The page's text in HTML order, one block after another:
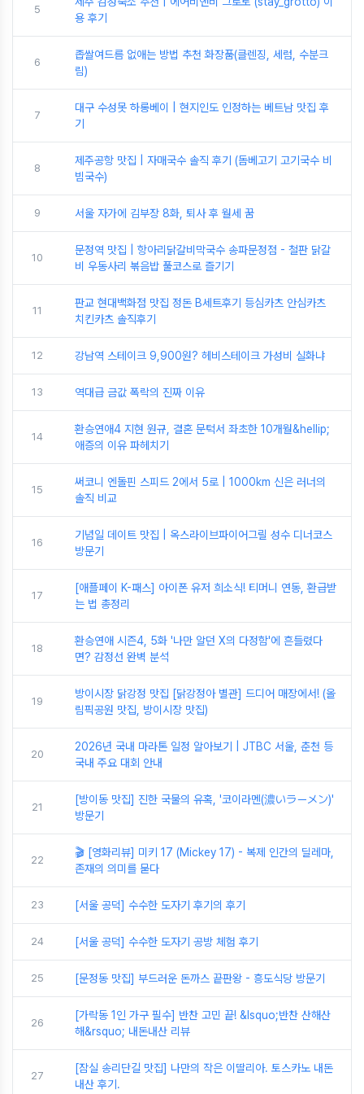
5
용 후기
6
좁쌀여드름 없애는 방법 추천 화장품(클렌징, 세럼, 수분크
림)
7
대구 수성못 하롱베이 | 현지인도 인정하는 베트남 맛집 후
기
8
제주공항 맛집 | 자매국수 솔직 후기 (돔베고기 고기국수 비
빔국수)
9 서울 자가에 김부장 8화, 퇴사 후 월세 꿈
10
문정역 맛집 | 항아리닭갈비막국수 송파문정점 - 철판 닭갈
비 우동사리 볶음밥 풀코스로 즐기기
11
판교 현대백화점 맛집 정돈 B세트후기 등심카츠 안심카츠
치킨카츠 솔직후기
12 강남역 스테이크 9,900원? 헤비스테이크 가성비 실화냐
13 역대급 금값 폭락의 진짜 이유
14
환승연애4 지현 원규, 결혼 문턱서 좌초한 10개월&hellip;
애증의 이유 파헤치기
15
써코니 엔돌핀 스피드 2에서 5로 | 1000km 신은 러너의
솔직 비교
16
기념일 데이트 맛집 | 옥스라이브파이어그릴 성수 디너코스
방문기
17
[애플페이 K-패스] 아이폰 유저 희소식! 티머니 연동, 환급받
는 법 총정리
18
환승연애 시즌4, 5화 '나만 알던 X의 다정함'에 흔들렸다
면? 감정선 완벽 분석
19
방이시장 닭강정 맛집 [닭강정아 별관] 드디어 매장에서! (올
림픽공원 맛집, 방이시장 맛집)
20
2026년 국내 마라톤 일정 알아보기 | JTBC 서울, 춘천 등
국내 주요 대회 안내
21
[방이동 맛집] 진한 국물의 유혹, '코이라멘(濃いラーメン)'
방문기
22
🎬 [영화리뷰] 미키 17 (Mickey 17) - 복제 인간의 딜레마,
존재의 의미를 묻다
23 [서울 공덕] 수수한 도자기 후기의 후기
24 [서울 공덕] 수수한 도자기 공방 체험 후기
25 [문정동 맛집] 부드러운 돈까스 끝판왕 - 흥도식당 방문기
26
[가락동 1인 가구 필수] 반찬 고민 끝! &lsquo;반찬 산해산
해&rsquo; 내돈내산 리뷰
27
[잠실 송리단길 맛집] 나만의 작은 이딸리아. 토스카노 내돈
내산 후기.